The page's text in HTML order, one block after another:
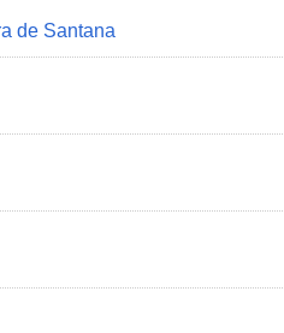
de Santana